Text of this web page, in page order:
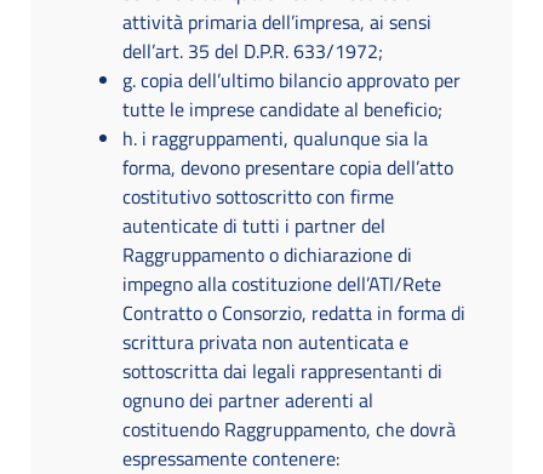
attività primaria dell’impresa, ai sensi
dell’art. 35 del D.P.R. 633/1972;
g. copia dell’ultimo bilancio approvato per
tutte le imprese candidate al beneficio;
h. i raggruppamenti, qualunque sia la
forma, devono presentare copia dell’atto
costitutivo sottoscritto con firme
autenticate di tutti i partner del
Raggruppamento o dichiarazione di
impegno alla costituzione dell’ATI/Rete
Contratto o Consorzio, redatta in forma di
scrittura privata non autenticata e
sottoscritta dai legali rappresentanti di
ognuno dei partner aderenti al
costituendo Raggruppamento, che dovrà
espressamente contenere: